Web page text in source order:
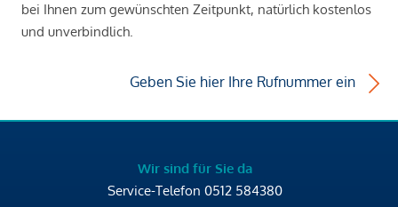
bei Ihnen zum gewünschten Zeitpunkt, natürlich kostenlos
und unverbindlich.
Geben Sie hier Ihre Rufnummer ein
Wir sind für Sie da
Service-Telefon 0512 584380